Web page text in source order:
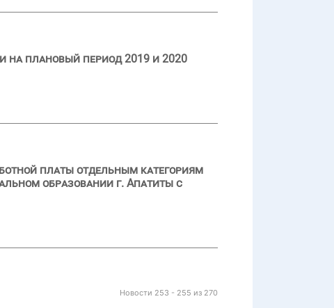
на плановый период 2019 и 2020
платы отдельным категориям
образовании г. Апатиты с
Новости 253 - 255 из 270